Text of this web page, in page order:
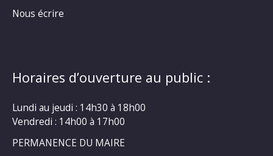
Nous écrire
Horaires d’ouverture au public :
Lundi au jeudi : 14h30 à 18h00
Vendredi : 14h00 à 17h00
PERMANENCE DU MAIRE